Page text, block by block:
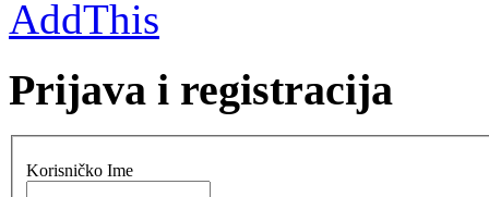
Prijava i registracija
Korisničko Ime